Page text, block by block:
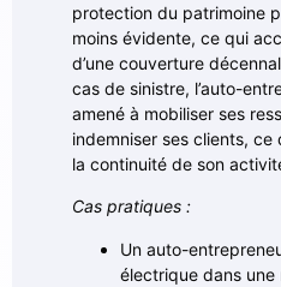
protection du patrimoine
moins évidente, ce qui
d’une couverture
cas de sinistre, l’auto-
amené à mobiliser ses
indemniser ses clients,
la continuité de son
Cas pratiques :
Un auto-
électrique dans une